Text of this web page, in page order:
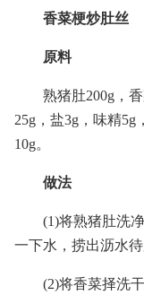
香菜梗炒肚丝
原料
熟猪肚200g，
25g，盐3g，味精
10g。
做法
(1)将熟猪肚洗
一下水，捞出沥水待
(2)将香菜择洗